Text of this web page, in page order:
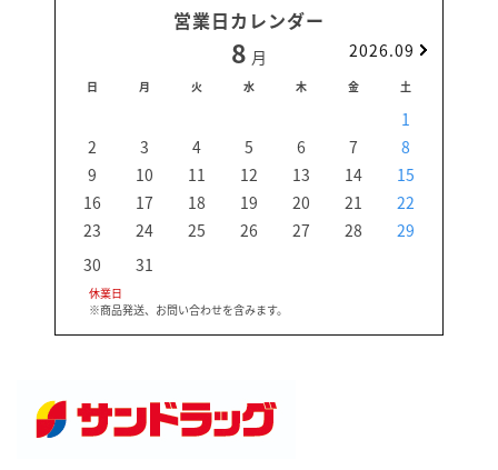
営業日カレンダー
8 月 2026.09
日 月 火 水 木 金 土
1
2
3 4 5 6 7
8
9
10 11 12 13 14
15
16
17 18 19 20 21
22
23
24 25 26 27 28
29
30
31
休業日
※商品発送、お問い合わせを含みます。